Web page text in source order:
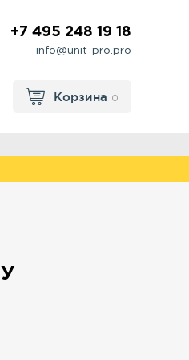
+7 495 248 19 18
info@unit-pro.pro
Корзина 0